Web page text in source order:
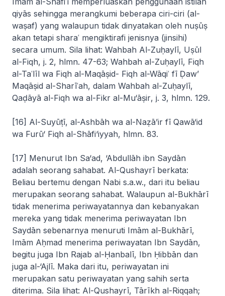
qiyās sehingga merangkumi beberapa ciri-ciri (al-
waṣaf) yang walaupun tidak dinyatakan oleh nuṣūṣ
akan tetapi sharaʿ mengiktirafi jenisnya (jinsihi)
secara umum. Sila lihat: Wahbah Al-Zuḥaylī, Uṣūl
al-Fiqh, j. 2, hlmn. 47-63; Wahbah al-Zuḥaylī, Fiqh
al-Taʿlīl wa Fiqh al-Maqāṣid- Fiqh al-Wāqiʿ fī Ḍaw’
Maqāṣid al-Sharīʿah, dalam Wahbah al-Zuḥaylī,
Qaḍāyā al-Fiqh wa al-Fikr al-Mu‘āṣir, j. 3, hlmn. 129.
[16] Al-Suyūṭī, al-Ashbāh wa al-Naẓā’ir fī Qawā‘id
wa Furū‘ Fiqh al-Shāfi‘iyyah, hlmn. 83.
[17] Menurut Ibn Sa‘ad, ‘Abdullāh ibn Saydān
adalah seorang sahabat. Al-Qushayrī berkata:
Beliau bertemu dengan Nabi s.a.w., dari itu beliau
merupakan seorang sahabat. Walaupun al-Bukhārī
tidak menerima periwayatannya dan kebanyakan
mereka yang tidak menerima periwayatan Ibn
Saydān sebenarnya menuruti Imām al-Bukhārī,
Imām Aḥmad menerima periwayatan Ibn Saydān,
begitu juga Ibn Rajab al-Ḥanbalī, Ibn Ḥibbān dan
juga al-‘Ajlī. Maka dari itu, periwayatan ini
merupakan satu periwayatan yang sahih serta
diterima. Sila lihat: Al-Qushayrī, Tārīkh al-Riqqah;